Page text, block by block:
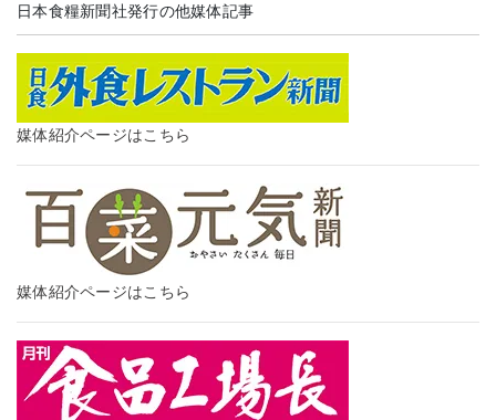
日本食糧新聞社発行の他媒体記事
媒体紹介ページはこちら
媒体紹介ページはこちら